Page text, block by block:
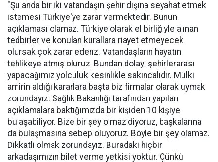
"Şu anda bir iki vatandaşın şehir dışına seyahat etmek
istemesi Türkiye'ye zarar vermektedir. Bunun
açıklaması olamaz. Türkiye olarak el birliğiyle alınan
tedbirler ve konulan kurallara riayet etmeyecek
olursak çok zarar ederiz. Vatandaşların hayatını
tehlikeye atmış oluruz. Bundan dolayı şehirlerarası
yapacağımız yolculuk kesinlikle sakıncalıdır. Mülki
amirin aldığı kararlara başta biz firmalar olarak uymak
zorundayız. Sağlık Bakanlığı tarafından yapılan
açıklamalara baktığımızda bir kişiden 10 kişiye
bulaşabiliyor. Bize bir şey olmaz diyoruz, başkalarına
da bulaşmasına sebep oluyoruz. Böyle bir şey olamaz.
Dikkatli olmak zorundayız. Buradaki hiçbir
arkadaşımızın bilet verme yetkisi yoktur. Çünkü